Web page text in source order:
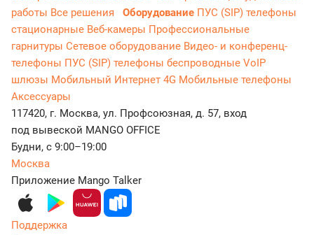
работы Все решения Оборудование ПУС (SIP) телефоны
стационарные Веб-камеры Профессиональные
гарнитуры Сетевое оборудование Видео- и конференц-
телефоны ПУС (SIP) телефоны беспроводные VoIP
шлюзы Мобильный Интернет 4G Мобильные телефоны
Аксессуары
117420, г. Москва, ул. Профсоюзная, д. 57, вход
под вывеской MANGO OFFICE
Будни, с 9:00–19:00
Москва
Приложение Mango Talker
Поддержка